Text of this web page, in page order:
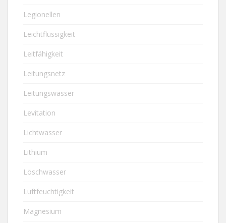
Legionellen
Leichtflüssigkeit
Leitfähigkeit
Leitungsnetz
Leitungswasser
Levitation
Lichtwasser
Lithium
Löschwasser
Luftfeuchtigkeit
Magnesium